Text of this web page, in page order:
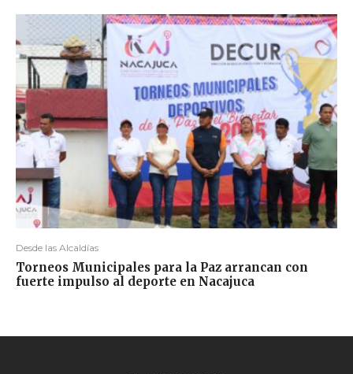
Desde las Alcaldías
Torneos Municipales para la Paz arrancan con
fuerte impulso al deporte en Nacajuca